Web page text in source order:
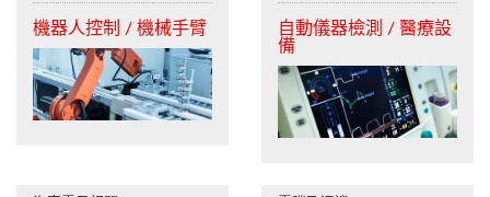
機器人控制 / 機械手臂
自動儀器檢測 / 醫療設
備